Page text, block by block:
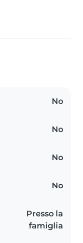
No
No
No
No
Presso la
famiglia